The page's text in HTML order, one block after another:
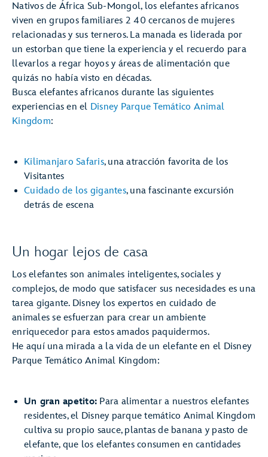
Nativos de África Sub-Mongol, los elefantes africanos
viven en grupos familiares 2 40 cercanos de mujeres
relacionadas y sus terneros. La manada es liderada por
un estorban que tiene la experiencia y el recuerdo para
llevarlos a regar hoyos y áreas de alimentación que
quizás no había visto en décadas.
Busca elefantes africanos durante las siguientes
experiencias en el Disney Parque Temático Animal
Kingdom:
Kilimanjaro Safaris, una atracción favorita de los
Visitantes
Cuidado de los gigantes, una fascinante excursión
detrás de escena
Un hogar lejos de casa
Los elefantes son animales inteligentes, sociales y
complejos, de modo que satisfacer sus necesidades es una
tarea gigante. Disney los expertos en cuidado de
animales se esfuerzan para crear un ambiente
enriquecedor para estos amados paquidermos.
He aquí una mirada a la vida de un elefante en el Disney
Parque Temático Animal Kingdom:
Un gran apetito: Para alimentar a nuestros elefantes
residentes, el Disney parque temático Animal Kingdom
cultiva su propio sauce, plantas de banana y pasto de
elefante, que los elefantes consumen en cantidades